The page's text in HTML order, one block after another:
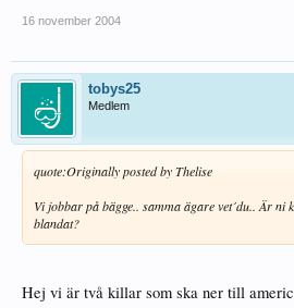
16 november 2004
tobys25
Medlem
quote:Originally posted by Thelise
Vi jobbar på bägge.. samma ägare vet´du.. Är
blandat?
Hej vi är två killar som ska ner till